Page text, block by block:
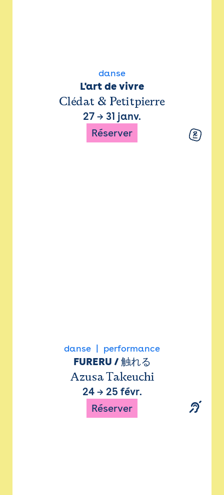
danse
L'art de vivre
Clédat & Petitpierre
27 → 31 janv.
Réserver
danse performance
FURERU / 触れる
Azusa Takeuchi
24→ 25 févr.
Réserver